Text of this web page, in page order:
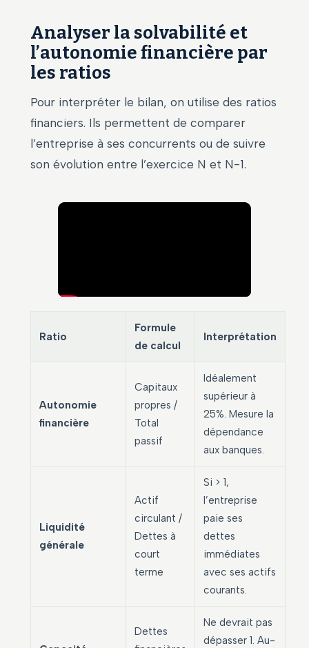
Analyser la solvabilité et
l’autonomie financière par
les ratios
Pour interpréter le bilan, on utilise des ratios
financiers. Ils permettent de comparer
l’entreprise à ses concurrents ou de suivre
son évolution entre l’exercice N et N-1.
Ratio
Formule
de calcul
Interprétation
Autonomie
financière
Capitaux
propres /
Total
passif
Idéalement
supérieur à
25%. Mesure la
dépendance
aux banques.
Liquidité
générale
Actif
circulant /
Dettes à
court
terme
Si > 1,
l’entreprise
paie ses
dettes
immédiates
avec ses actifs
courants.
Dettes
Ne devrait pas
dépasser 1. Au-